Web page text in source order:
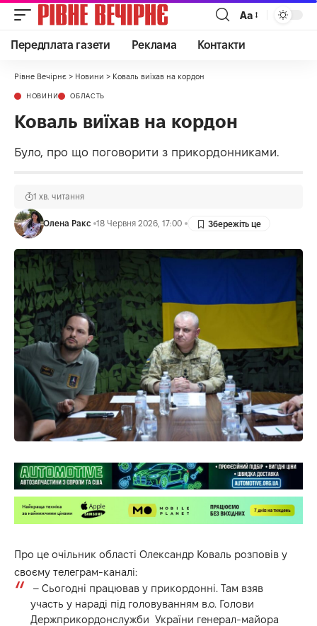
Аа
Передплата газети Реклама Контакти
Рівне Вечірнє > Новини > Коваль виїхав на кордон
НОВИНИ ОБЛАСТЬ
Коваль виїхав на кордон
Було, про що поговорити з прикордонниками.
Олена Ракс 18 Червня 2026, 17:00
1 хв. читання
Про це очільник області Олександр Коваль розповів у
своєму телеграм-каналі:
– Сьогодні працював у прикордонні. Там взяв
участь у нараді під головуванням в.о. Голови
Держприкордонслужби України генерал-майора